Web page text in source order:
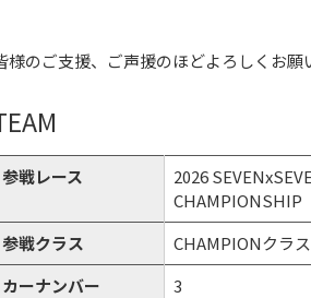
様のご支援、ご声援のほどよろしくお願
参戦レース
2026
CHAMPIONSHIP
参戦クラス
CHAMPIONクラス
カーナンバー
3